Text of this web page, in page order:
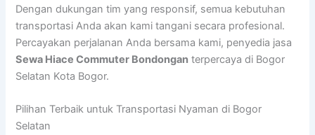
Dengan dukungan tim yang responsif, semua kebutuhan
transportasi Anda akan kami tangani secara profesional.
Percayakan perjalanan Anda bersama kami, penyedia jasa
Sewa Hiace Commuter Bondongan terpercaya di Bogor
Selatan Kota Bogor.
Pilihan Terbaik untuk Transportasi Nyaman di Bogor
Selatan